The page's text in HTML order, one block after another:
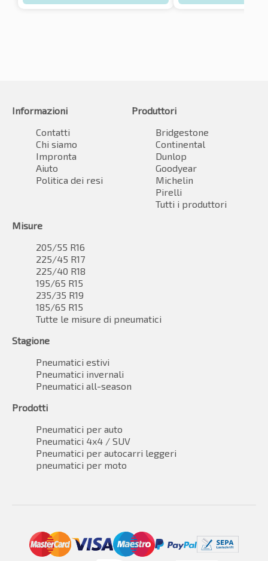
Informazioni
Contatti
Chi siamo
Impronta
Aiuto
Politica dei resi
Produttori
Bridgestone
Continental
Dunlop
Goodyear
Michelin
Pirelli
Tutti i produttori
Misure
205/55 R16
225/45 R17
225/40 R18
195/65 R15
235/35 R19
185/65 R15
Tutte le misure di pneumatici
Stagione
Pneumatici estivi
Pneumatici invernali
Pneumatici all-season
Prodotti
Pneumatici per auto
Pneumatici 4x4 / SUV
Pneumatici per autocarri leggeri
pneumatici per moto